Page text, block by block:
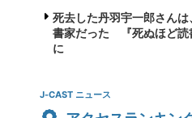
死去した丹羽宇一郎さん
書家だった 『死ぬほど読
に
J-CAST ニュース